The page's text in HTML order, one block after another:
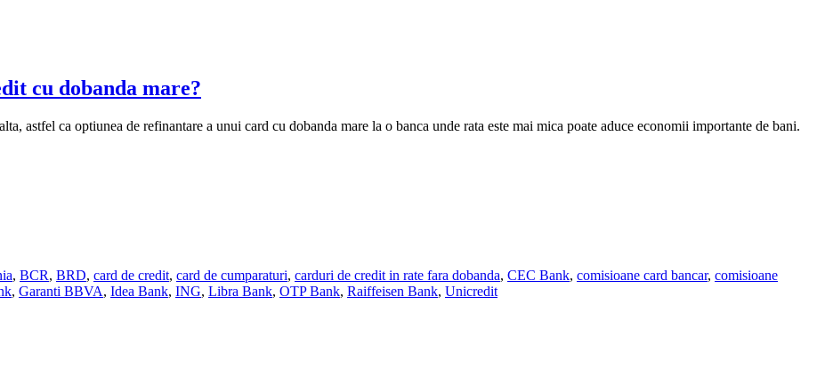
cu dobanda mare?
astfel ca optiunea de refinantare a unui card cu dobanda mare la o banca unde rata este mai mica poate aduce economii importante de bani.
, BCR, BRD, card de credit, card de cumparaturi, carduri de credit in rate fara dobanda, CEC Bank, comisioane card bancar, comisioane
, Garanti BBVA, Idea Bank, ING, Libra Bank, OTP Bank, Raiffeisen Bank, Unicredit